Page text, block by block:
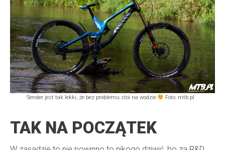
Sender jest tak lekki, że bez problemu stoi na wodzie Foto: mtb.pl
TAK NA POCZĄTEK